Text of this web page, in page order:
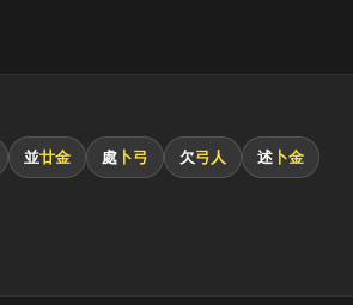
並廿金 處 卜弓 欠弓人 述 卜金